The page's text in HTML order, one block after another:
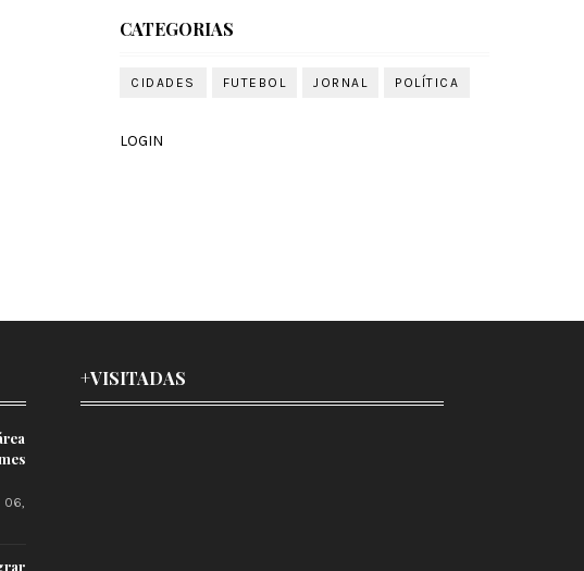
CATEGORIAS
CIDADES FUTEBOL JORNAL POLÍTICA
LOGIN
+VISITADAS